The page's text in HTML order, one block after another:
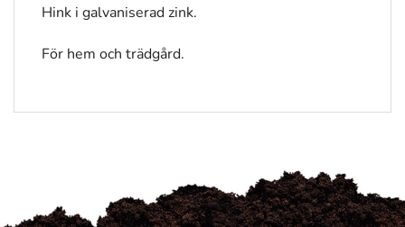
Hink i galvaniserad zink.
För hem och trädgård.